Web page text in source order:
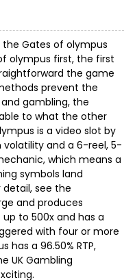
Gates of olympus
olympus first, the first
the game
prevent the
gambling, the
to what the other
is a video slot by
and a 6-reel, 5-
which means a
symbols land
see the
and produces
to 500x and has a
with four or more
has a 96.50% RTP,
UK Gambling